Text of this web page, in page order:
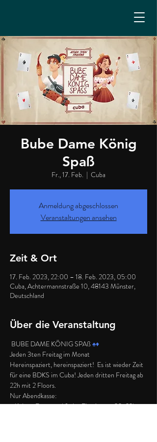
Bube Dame König
Spaß
Fr., 17. Feb.
  |
Cuba
Anmeldung abgeschlossen
Veranstaltungen ansehen
Zeit & Ort
17. Feb. 2023, 22:00 – 18. Feb. 2023, 05:00
Cuba, Achtermannstraße 10, 48143 Münster,
Deutschland
Über die Veranstaltung
BUBE DAME KÖNIG SPAß ♠️♦️
Jeden 3ten Freitag im Monat
Hereinspaziert, hereinspaziert!  Es ist wieder Zeit
für eine BDKS im Cuba! Jeden dritten Freitag ab
22h mit 2 Floors.
Nur Abendkasse:
- Kultur-Event und freier Eintritt von 20-22h